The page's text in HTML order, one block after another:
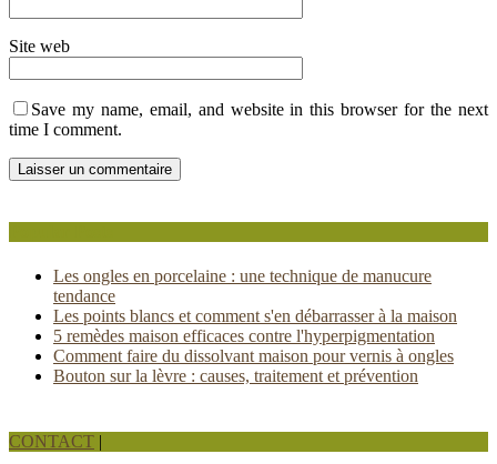
Site web
Save my name, email, and website in this browser for the next
time I comment.
Les ongles en porcelaine : une technique de manucure
tendance
Les points blancs et comment s'en débarrasser à la maison
5 remèdes maison efficaces contre l'hyperpigmentation
Comment faire du dissolvant maison pour vernis à ongles
Bouton sur la lèvre : causes, traitement et prévention
CONTACT |